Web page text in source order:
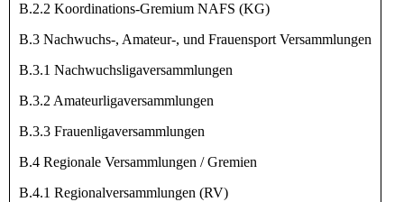
B.2.2 Koordinations-Gremium NAFS (KG)
B.3 Nachwuchs-, Amateur-, und Frauensport Versammlungen
B.3.1 Nachwuchsligaversammlungen
B.3.2 Amateurligaversammlungen
B.3.3 Frauenligaversammlungen
B.4 Regionale Versammlungen / Gremien
B.4.1 Regionalversammlungen (RV)